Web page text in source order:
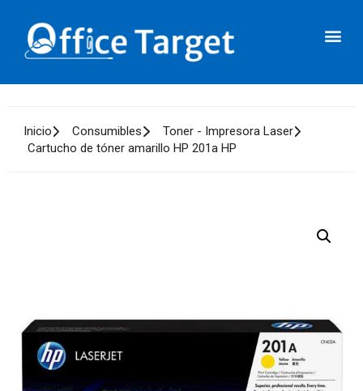
Inicio Consumibles
Toner - Impresora Laser
Cartucho de tóner amarillo HP 201a HP